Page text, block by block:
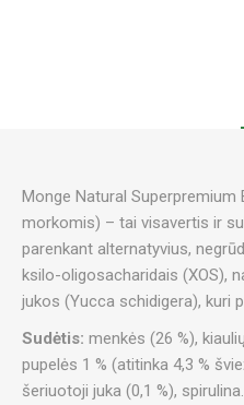
Monge Natural
morkomis) – tai visavertis ir
parenkant alternatyvius,
ksilo-oligosacharidais (XOS),
jukos (Yucca schidigera), kuri
Sudėtis:menkės (26 %),
pupelės 1 % (atitinka 4,3 %
šeriuotoji juka (0,1 %),